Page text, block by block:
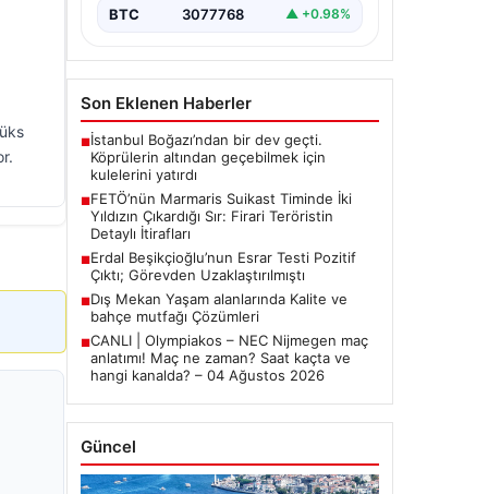
bırakmıyor. Bu girişimin…
BTC 3077768 ▲ +0.98%
Son Eklenen Haberler
■İstanbul Boğazı’ndan bir dev geçti.
Köprülerin altından geçebilmek için
kulelerini yatırdı
■FETÖ’nün Marmaris Suikast Timinde İki
Yıldızın Çıkardığı Sır: Firari Teröristin
Detaylı İtirafları
■Erdal Beşikçioğlu’nun Esrar Testi Pozitif
Çıktı; Görevden Uzaklaştırılmıştı
■Dış Mekan Yaşam alanlarında Kalite ve
bahçe mutfağı Çözümleri
■CANLI | Olympiakos – NEC Nijmegen maç
anlatımı! Maç ne zaman? Saat kaçta ve
hangi kanalda? – 04 Ağustos 2026
Güncel